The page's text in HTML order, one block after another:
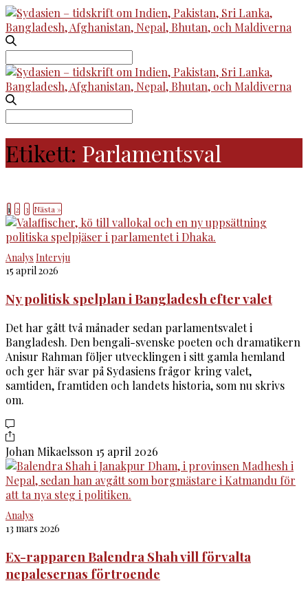
Search
for:
Search
Etikett: Parlamentsval
1 2 3 Nästa »
Analys Intervju
15 april 2026
Ny politisk spelplan i Bangladesh efter valet
Det har gått två månader sedan parlamentsvalet i
Bangladesh. Den bengali-svenske poeten och dramatikern
Anisur Rahman följer utvecklingen i sitt gamla hemland
och ger här svar på Sydasiens frågor kring valet,
samtiden, framtiden och landets historia, som nu skrivs
om.
Johan Mikaelsson 15 april 2026
Analys
13 mars 2026
Ex-rapparen Balendra Shah vill förvalta
nepalesernas förtroende